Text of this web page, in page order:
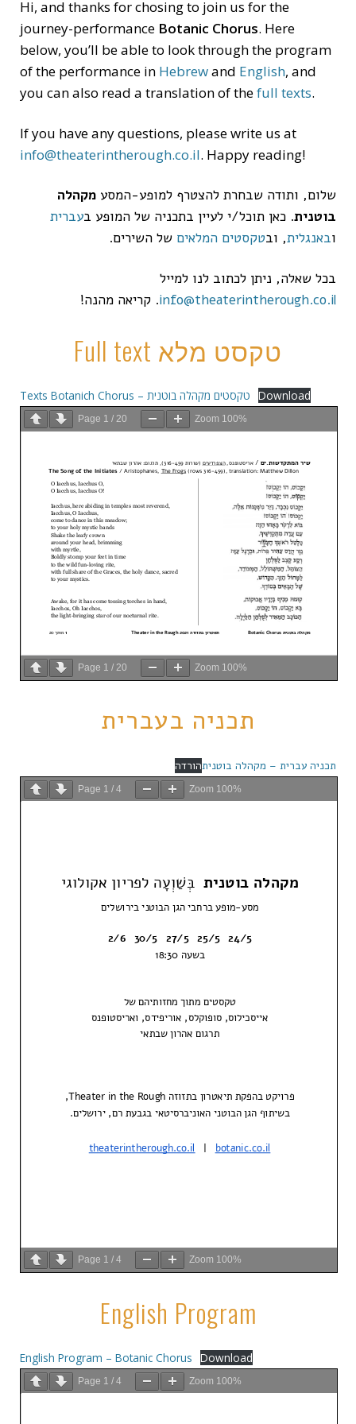
Hi, and thanks for chosing to join us for the
journey-performance Botanic Chorus. Here
below, you’ll be able to look through the program
of the performance in Hebrewand English, and
you can also read a translation of thefull texts.
If you have any questions, please write us at
info@theaterintherough.co.il. Happy reading!
שלום, ותודה שבחרת להצטרף למופע-המסע מקהלה
בוטנית. כאן תוכל/י לעיין בתכניה של המופע בעברית
ובאנגלית, ובטקסטים המלאים של השירים.
בכל שאלה, ניתן לכתוב לנו למייל
info@theaterintherough.co.il. קריאה מהנה!
Full text טקסט מלא
Texts Botanich Chorus – טקסטים מקהלה בוטנית Download
Page 1 / 20 Zoom 100%
Page 1 / 20 Zoom 100%
תכניה בעברית
תכניה עברית – מקהלה בוטניתהורדה
Page 1 / 4 Zoom 100%
Page 1 / 4 Zoom 100%
English Program
English Program – Botanic Chorus Download
Page 1 / 4 Zoom 100%